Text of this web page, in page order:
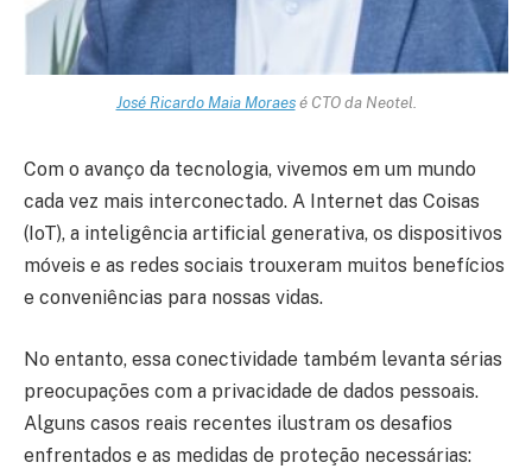
José Ricardo Maia Moraesé CTO da Neotel.
Com o avanço da tecnologia, vivemos em um mundo
cada vez mais interconectado. A Internet das Coisas
(IoT), a inteligência artificial generativa, os dispositivos
móveis e as redes sociais trouxeram muitos benefícios
e conveniências para nossas vidas.
No entanto, essa conectividade também levanta sérias
preocupações com a privacidade de dados pessoais.
Alguns casos reais recentes ilustram os desafios
enfrentados e as medidas de proteção necessárias: